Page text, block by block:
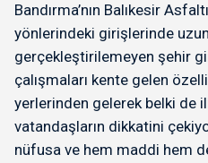
Bandırma’nın Balıkesir
yönlerindeki girişlerinde
gerçekleştirilemeyen şehir
çalışmaları kente gelen
yerlerinden gelerek belki de
vatandaşların dikkatini
nüfusa ve hem maddi hem